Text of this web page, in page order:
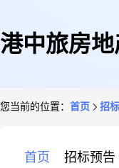
港中旅房
您当前的位置： 首页 招
首页 招标预告